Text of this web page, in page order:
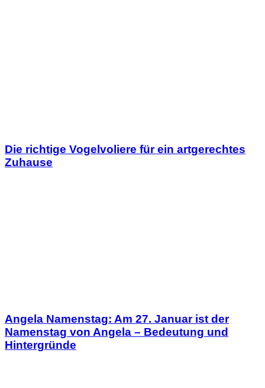
Die richtige Vogelvoliere für ein artgerechtes
Zuhause
Angela Namenstag: Am 27. Januar ist der
Namenstag von Angela – Bedeutung und
Hintergründe